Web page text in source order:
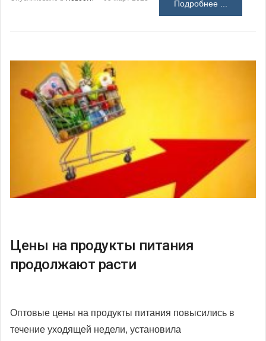
Подробнее ...
Цены на продукты питания
продолжают расти
Оптовые цены на продукты питания повысились в
течение уходящей недели, установила